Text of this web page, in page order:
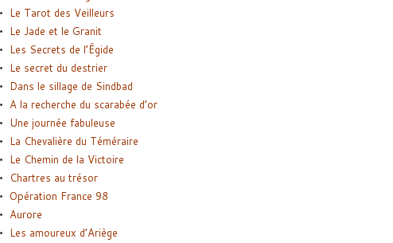
Le Tarot des Veilleurs
Le Jade et le Granit
Les Secrets de l’Égide
Le secret du destrier
Dans le sillage de Sindbad
A la recherche du scarabée d’or
Une journée fabuleuse
La Chevalière du Téméraire
Le Chemin de la Victoire
Chartres au trésor
Opération France 98
Aurore
Les amoureux d’Ariège